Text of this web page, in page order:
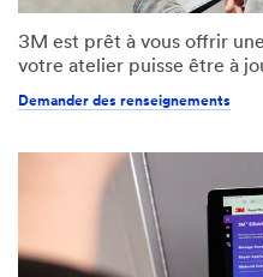
3M est prêt à vous offrir
votre atelier puisse être à
Demander des renseignements